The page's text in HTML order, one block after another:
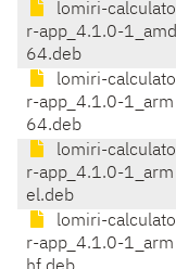
lomiri-calculato
r-app_4.1.0-1_amd
64.deb
lomiri-calculato
r-app_4.1.0-1_arm
64.deb
lomiri-calculato
r-app_4.1.0-1_arm
el.deb
lomiri-calculato
r-app_4.1.0-1_arm